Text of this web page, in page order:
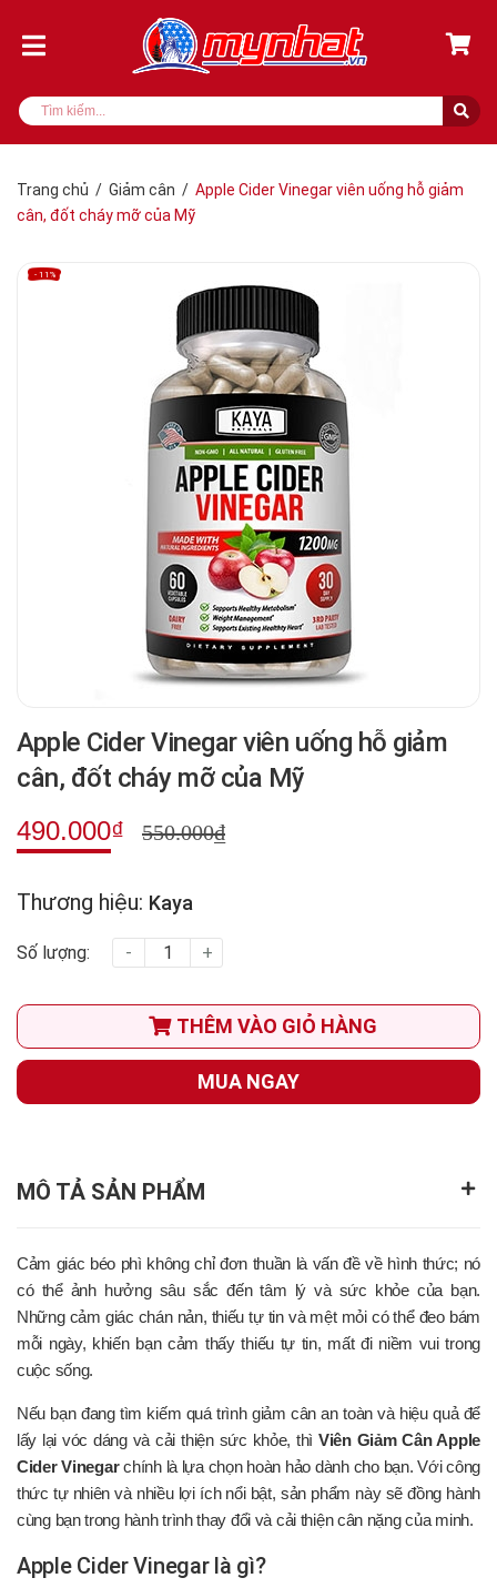
Trang chủ / Giảm cân / Apple Cider Vinegar viên uống hỗ giảm
cân, đốt cháy mỡ của Mỹ
- 11%
Apple Cider Vinegar viên uống hỗ giảm
cân, đốt cháy mỡ của Mỹ
490.000₫ 550.000₫
Thương hiệu: Kaya
Số lượng: - +
THÊM VÀO GIỎ HÀNG
MUA NGAY
MÔ TẢ SẢN PHẨM
Cảm giác béo phì không chỉ đơn thuần là vấn đề về hình thức; nó
có thể ảnh hưởng sâu sắc đến tâm lý và sức khỏe của bạn.
Những cảm giác chán nản, thiếu tự tin và mệt mỏi có thể đeo bám
mỗi ngày, khiến bạn cảm thấy thiếu tự tin, mất đi niềm vui trong
cuộc sống.
Nếu bạn đang tìm kiếm quá trình giảm cân an toàn và hiệu quả để
lấy lại vóc dáng và cải thiện sức khỏe, thì Viên Giảm Cân Apple
Cider Vinegarchính là lựa chọn hoàn hảo dành cho bạn. Với công
thức tự nhiên và nhiều lợi ích nổi bật, sản phẩm này sẽ đồng hành
cùng bạn trong hành trình thay đổi và cải thiện cân nặng của minh.
Apple Cider Vinegar là gì?